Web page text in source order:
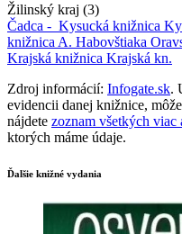
Žilinský kraj (3)
Čadca - Kysucká knižnica
knižnica A. Habovštiaka
Krajská knižnica Krajská kn.
Zdroj informácií: Infogate.sk.
evidencii danej knižnice,
nájdete zoznam všetkých
ktorých máme údaje.
Ďalšie knižné vydania